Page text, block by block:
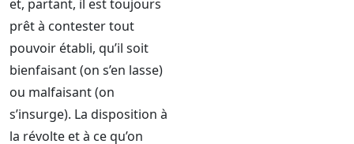
et, partant, il est toujours
prêt à contester tout
pouvoir établi, qu’il soit
bienfaisant (on s’en lasse)
ou malfaisant (on
s’insurge). La disposition à
la révolte et à ce qu’on